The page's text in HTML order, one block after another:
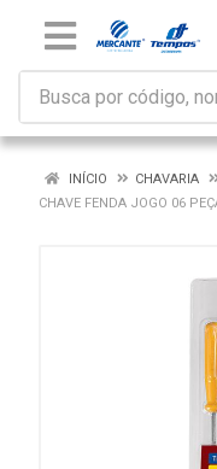
INÍCIO CHAVARIA
CHAVE FENDA JOGO 06